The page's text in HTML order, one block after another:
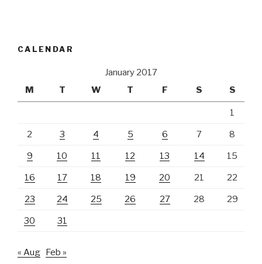
CALENDAR
January 2017
M
T W T F S S
1
2 3 4 5 6 7 8
9 10 11 12 13 14 15
16 17 18 19 20 21 22
23 24 25 26 27 28 29
30 31
« Aug Feb »